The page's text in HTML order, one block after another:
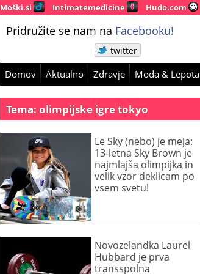
Moški.si Intimatemedicine Hudo.com
Pridružite se nam na Facebooku!
twitter
Domov Aktualno Zdravje Moda & Lepota
Tema: olimpijske igre tokyo
Le Sky (nebo) je meja:
13-letna Sky Brown je
najmlajša olimpijka in
velik vzor deklicam po
vsem svetu!
Novozelandka Laurel
Hubbard je prva
transspolna